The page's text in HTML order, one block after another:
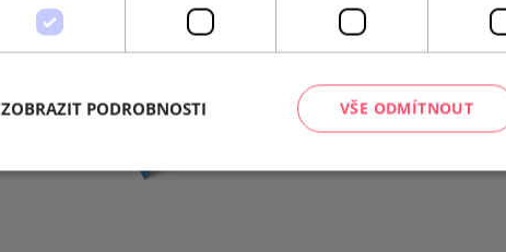
VŠE ODMÍTNOUT
ZOBRAZIT PODROBNOSTI